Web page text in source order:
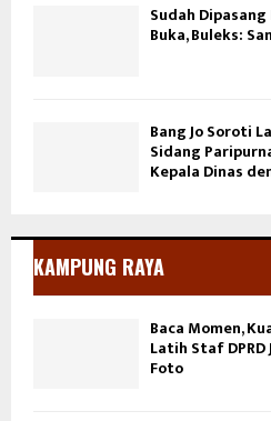
Sudah
Buka, Buleks:
Bang Jo Soroti
Sidang
Kepala Dinas
KAMPUNG RAYA
Baca Momen,
Latih Staf
Foto